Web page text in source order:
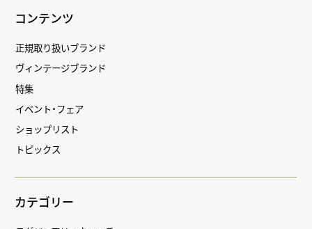
コンテンツ
正規取り扱いブランド
ヴィンテージブランド
特集
イベント・フェア
ショップリスト
トピックス
カテゴリー